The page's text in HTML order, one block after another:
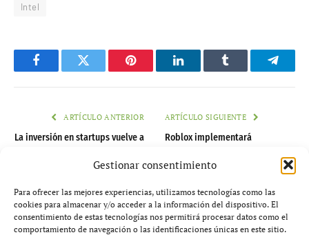
Gestionar consentimiento
Para ofrecer las mejores experiencias, utilizamos tecnologías como las
cookies para almacenar y/o acceder a la información del dispositivo. El
consentimiento de estas tecnologías nos permitirá procesar datos como el
comportamiento de navegación o las identificaciones únicas en este sitio.
Intel
FacebookTwitter Pinterest LinkedInTumblr
ARTÍCULO ANTERIOR
La inversión en startups vuelve a
concentra en las grandes rondas
ARTÍCULO SIGUIENTE
Roblox implementará
acceso al chat
OTRAS NOTICIAS